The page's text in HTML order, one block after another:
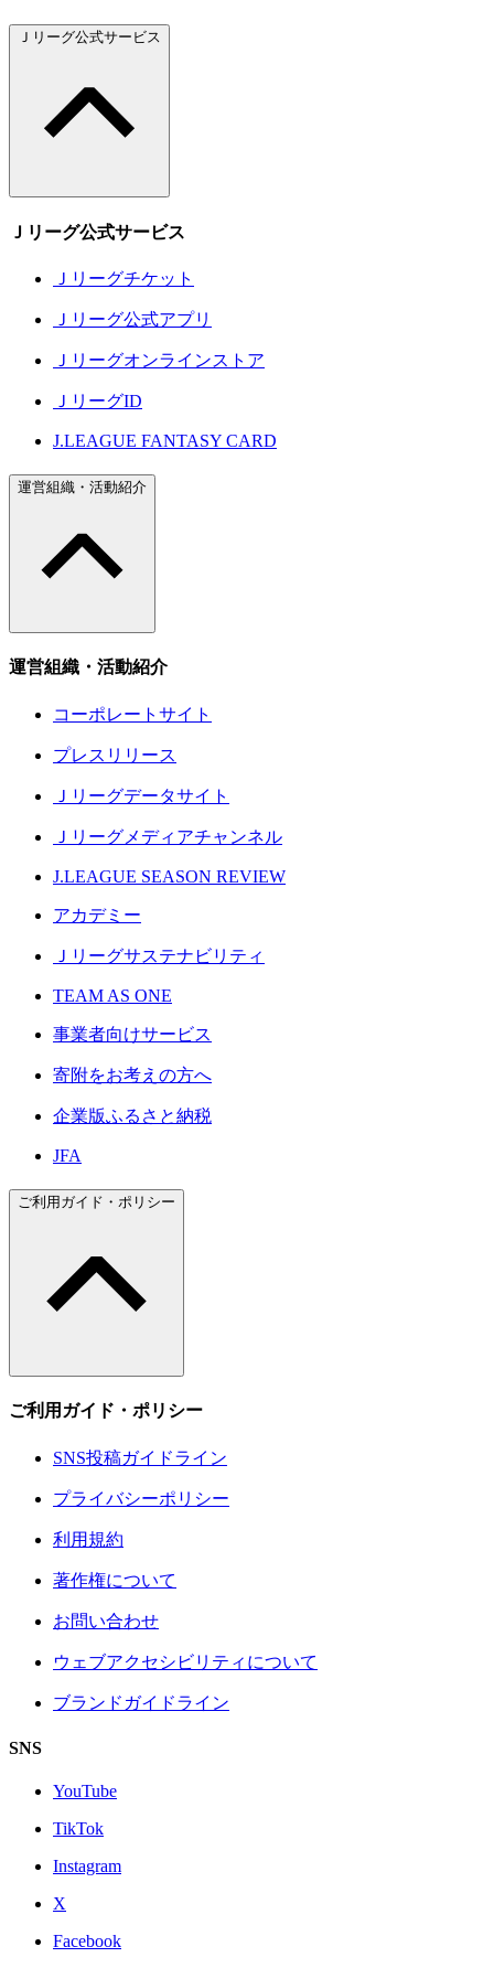
Ｊリーグ公式サービス
Ｊリーグ公式サービス
Ｊリーグチケット
Ｊリーグ公式アプリ
Ｊリーグオンラインストア
ＪリーグID
J.LEAGUE FANTASY CARD
運営組織・活動紹介
運営組織・活動紹介
コーポレートサイト
プレスリリース
Ｊリーグデータサイト
Ｊリーグメディアチャンネル
J.LEAGUE SEASON REVIEW
アカデミー
Ｊリーグサステナビリティ
TEAM AS ONE
事業者向けサービス
寄附をお考えの方へ
企業版ふるさと納税
JFA
ご利用ガイド・ポリシー
ご利用ガイド・ポリシー
SNS投稿ガイドライン
プライバシーポリシー
利用規約
著作権について
お問い合わせ
ウェブアクセシビリティについて
ブランドガイドライン
SNS
YouTube
TikTok
Instagram
X
Facebook